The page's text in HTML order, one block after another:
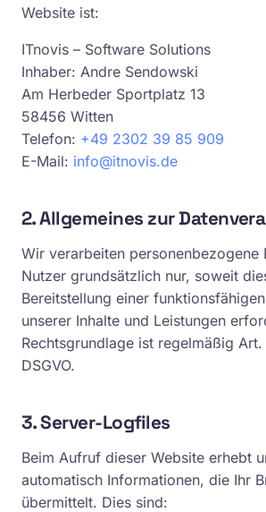
Website ist:
ITnovis – Software Solutions
Inhaber: Andre Sendowski
Am Herbeder Sportplatz 13
58456 Witten
Telefon: +49 2302 39 85 909
E-Mail: info@itnovis.de
2. Allgemeines zur
Wir verarbeiten personenbezogene
Nutzer grundsätzlich nur, soweit
Bereitstellung einer
unserer Inhalte und Leistungen
Rechtsgrundlage ist regelmäßig Art.
DSGVO.
3. Server-Logfiles
Beim Aufruf dieser Website erhebt
automatisch Informationen, die Ihr
übermittelt. Dies sind: